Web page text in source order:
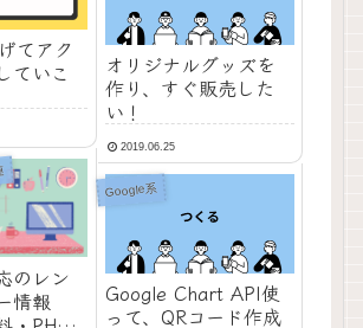
てアク
ていこ
オリジナルグッズを
作り、すぐ販売した
い！
2019.06.25
のレン
情報
Google系
Google Chart API使
って、QRコード作成